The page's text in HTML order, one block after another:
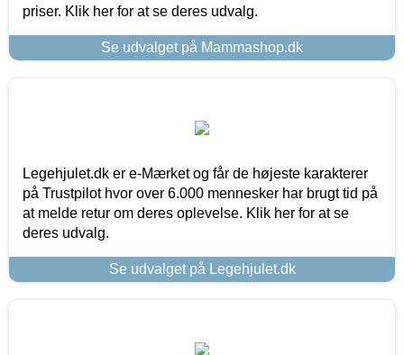
priser. Klik her for at se deres udvalg.
Se udvalget på Mammashop.dk
Legehjulet.dk er e-Mærket og får de højeste karakterer
på Trustpilot hvor over 6.000 mennesker har brugt tid på
at melde retur om deres oplevelse. Klik her for at se
deres udvalg.
Se udvalget på Legehjulet.dk